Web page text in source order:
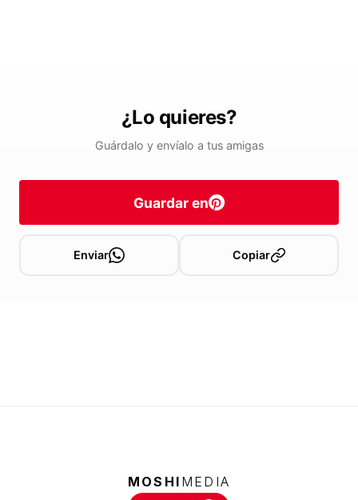
¿Lo quieres?
Guárdalo y envíalo a tus amigas
Guardar en
Enviar Copiar
MOSHI MEDIA